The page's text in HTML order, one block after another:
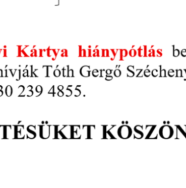
Képzelje el, hogy vállalkozása nemcsak
növelheti bevételeit, és gyorsan reagálhat a
Kamarai Digitalizációs nap kkv-k számára
Tisztelt Vállalkozó!
Képzelje el, hogy vállalkozása nemcsak lépést
támogatást a kkv-k digitális fejlődéséhez,
megerősítheti digitális felkészültségét és
piaci igényekre. Ebben nyújt gyakorlati segítséget